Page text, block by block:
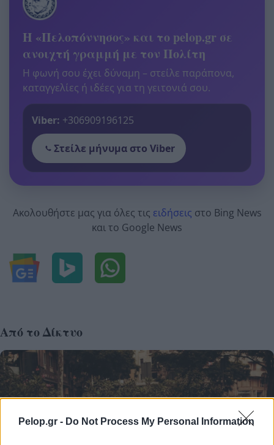
Pelop.gr - Do Not Process My Personal Information
Η «Πελοπόννησος» και το pelop.gr σε
ανοιχτή γραμμή με τον Πολίτη
Η φωνή σου έχει δύναμη – στείλε παράπονα,
καταγγελίες ή ιδέες για τη γειτονιά σου.
Viber: +306909196125
Στείλε μήνυμα στο Viber
Ακολουθήστε μας για όλες τις ειδήσεις στο Bing News
και το Google News
Από το Δίκτυο